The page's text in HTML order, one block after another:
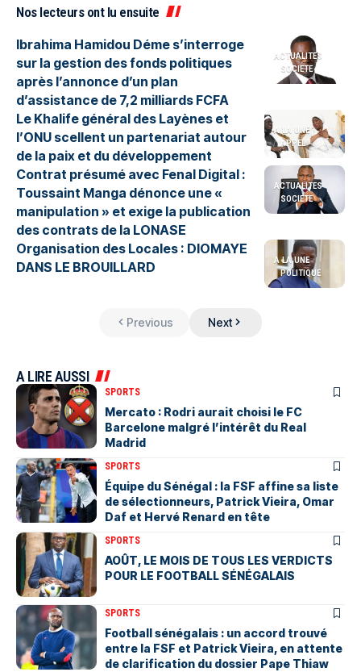
Nos lecteurs ont lu ensuite
ACTUALITES
SOCIETE
Ibrahima Hamidou Déme s’interroge
sur la gestion des fonds politiques
après l’annonce d’un plan
d’assistance de 7,2 milliards FCFA
A LA UNE
APPEL
Le Khalife général des Layènes et
l’ONU scellent un partenariat autour
de la paix et du développement
ACTUALITES
SOCIETE
Contrat présumé avec Fenal Digital :
Toussaint Manga dénonce une «
manipulation » et exige la publication
des contrats de la LONASE
A LA UNE
POLITIQUE
Organisation des Locales : DIOMAYE
DANS LE BROUILLARD
Previous Next
A LIRE AUSSI
SPORTS
Mercato : Rodri aurait choisi le FC
Barcelone malgré l’intérêt du Real
Madrid
SPORTS
Équipe du Sénégal : la FSF affine sa liste
de sélectionneurs, Patrick Vieira, Omar
Daf et Hervé Renard en tête
SPORTS
AOÛT, LE MOIS DE TOUS LES VERDICTS
POUR LE FOOTBALL SÉNÉGALAIS
SPORTS
Football sénégalais : un accord trouvé
entre la FSF et Patrick Vieira, en attente
de clarification du dossier Pape Thiaw